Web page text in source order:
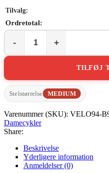
Fuji
Absolute
antal
TILFØJ
Stelstørrelse MEDIUM
Varenummer (SKU): VELO94-
Damecykler
Share:
Beskrivelse
Yderligere information
Anmeldelser (0)